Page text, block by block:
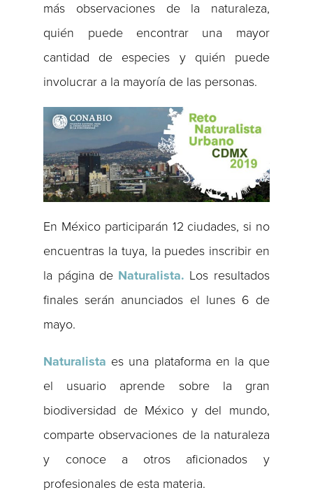
más observaciones de la naturaleza,
quién puede encontrar una mayor
cantidad de especies y quién puede
involucrar a la mayoría de las personas.
En México participarán 12 ciudades, si no
encuentras la tuya, la puedes inscribir en
la página de Naturalista. Los resultados
finales serán anunciados el lunes 6 de
mayo.
Naturalista es una plataforma en la que
el usuario aprende sobre la gran
biodiversidad de México y del mundo,
comparte observaciones de la naturaleza
y conoce a otros aficionados y
profesionales de esta materia.